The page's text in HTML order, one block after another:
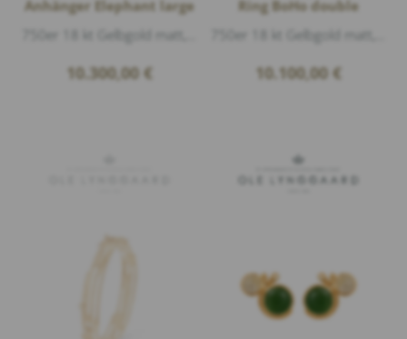
Anhänger Elephant large
10.300,00 €
Ring BoHo double
10.100,00 €